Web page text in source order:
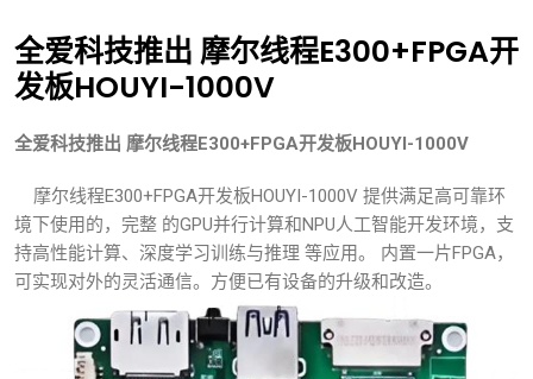
全爱科技推出 摩尔线程E300+FPGA开
发板HOUYI-1000V
全爱科技推出 摩尔线程E300+FPGA开发板HOUYI-1000V
摩尔线程E300+FPGA开发板HOUYI-1000V 提供满足高可靠环
境下使用的，完整 的GPU并行计算和NPU人工智能开发环境，支
持高性能计算、深度学习训练与推理 等应用。 内置一片FPGA，
可实现对外的灵活通信。方便已有设备的升级和改造。